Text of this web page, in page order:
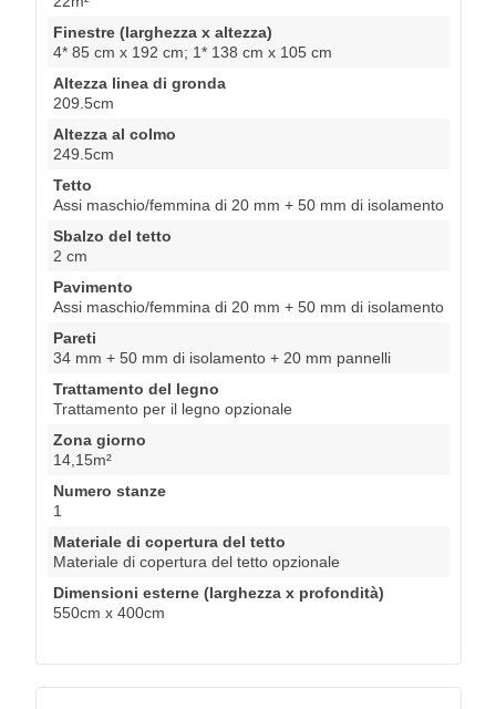
Finestre (larghezza x altezza)
4* 85 cm x 192 cm; 1* 138 cm x 105 cm
Altezza linea di gronda
209.5cm
Altezza al colmo
249.5cm
Tetto
Assi maschio/femmina di 20 mm + 50 mm di isolamento
Sbalzo del tetto
2 cm
Pavimento
Assi maschio/femmina di 20 mm + 50 mm di isolamento
Pareti
34 mm + 50 mm di isolamento + 20 mm pannelli
Trattamento del legno
Trattamento per il legno opzionale
Zona giorno
14,15m²
Numero stanze
1
Materiale di copertura del tetto
Materiale di copertura del tetto opzionale
Dimensioni esterne (larghezza x profondità)
550cm x 400cm